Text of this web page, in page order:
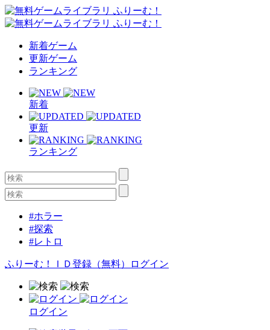
新着ゲーム
更新ゲーム
ランキング
新着
更新
ランキング
#ホラー
#探索
#レトロ
ふりーむ！ＩＤ登録（無料） ログイン
ログイン